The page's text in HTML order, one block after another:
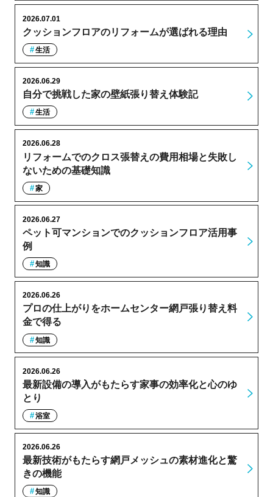
クッションフロアのリフォームが選ばれる理由
2026.07.01
生活
自分で挑戦した家の壁紙張り替え体験記
2026.06.29
生活
リフォームでのクロス張替えの費用相場と失敗し
ないための基礎知識
2026.06.28
家
ペット可マンションでのクッションフロア活用事
例
2026.06.27
知識
プロの仕上がりをホームセンター網戸張り替え料
金で得る
2026.06.26
知識
最新設備の導入がもたらす家事の効率化と心のゆ
とり
2026.06.26
浴室
最新技術がもたらす網戸メッシュの素材進化と驚
きの機能
2026.06.26
知識